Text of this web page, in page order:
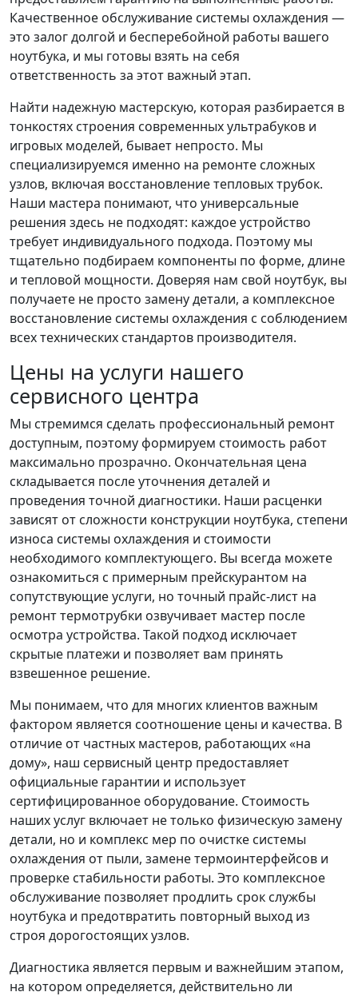
Качественное обслуживание системы охлаждения —
это залог долгой и бесперебойной работы вашего
ноутбука, и мы готовы взять на себя
ответственность за этот важный этап.
Найти надежную мастерскую, которая разбирается в
тонкостях строения современных ультрабуков и
игровых моделей, бывает непросто. Мы
специализируемся именно на ремонте сложных
узлов, включая восстановление тепловых трубок.
Наши мастера понимают, что универсальные
решения здесь не подходят: каждое устройство
требует индивидуального подхода. Поэтому мы
тщательно подбираем компоненты по форме, длине
и тепловой мощности. Доверяя нам свой ноутбук, вы
получаете не просто замену детали, а комплексное
восстановление системы охлаждения с соблюдением
всех технических стандартов производителя.
Цены на услуги нашего
сервисного центра
Мы стремимся сделать профессиональный ремонт
доступным, поэтому формируем стоимость работ
максимально прозрачно. Окончательная цена
складывается после уточнения деталей и
проведения точной диагностики. Наши расценки
зависят от сложности конструкции ноутбука, степени
износа системы охлаждения и стоимости
необходимого комплектующего. Вы всегда можете
ознакомиться с примерным прейскурантом на
сопутствующие услуги, но точный прайс-лист на
ремонт термотрубки озвучивает мастер после
осмотра устройства. Такой подход исключает
скрытые платежи и позволяет вам принять
взвешенное решение.
Мы понимаем, что для многих клиентов важным
фактором является соотношение цены и качества. В
отличие от частных мастеров, работающих «на
дому», наш сервисный центр предоставляет
официальные гарантии и использует
сертифицированное оборудование. Стоимость
наших услуг включает не только физическую замену
детали, но и комплекс мер по очистке системы
охлаждения от пыли, замене термоинтерфейсов и
проверке стабильности работы. Это комплексное
обслуживание позволяет продлить срок службы
ноутбука и предотвратить повторный выход из
строя дорогостоящих узлов.
Диагностика является первым и важнейшим этапом,
на котором определяется, действительно ли